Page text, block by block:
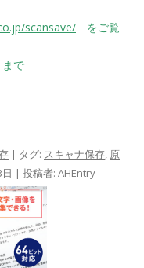
scansave/ をご覧
で
| タグ: スキャナ保存, 原
| 投稿者: AHEntry